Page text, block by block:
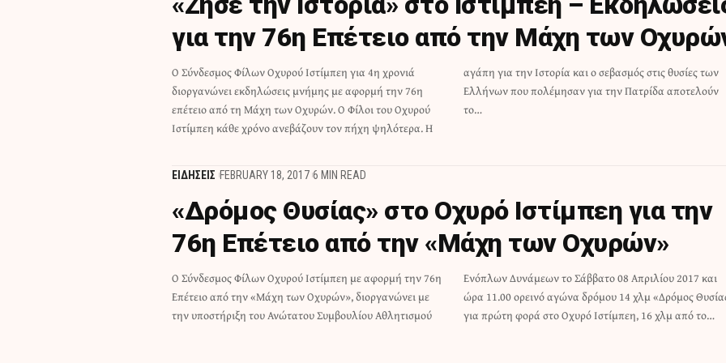
για την 76η Επέτειο από την Μάχη των
Ο Σύνδεσμος Φίλων Οχυρού Ιστίμπεη για 4η χρονιά
διοργανώνει εκδηλώσεις μνήμης με αφορμή την 76η
επέτειο από τη Μάχη των Οχυρών. Ο Φίλοι του Οχυρού
Ιστίμπεη κάθε χρόνο ανεβάζουν τον πήχη ψηλότερα. Η
αγάπη για την Ιστορία και ο σεβασμός στις θυσίες των
Ελλήνων που πολέμησαν για την Πατρίδα αποτελούν
το…
ΕΙΔΗΣΕΙΣ FEBRUARY 18, 2017 6 MIN READ
«Δρόμος Θυσίας» στο Οχυρό Ιστίμπεη για την
76η Επέτειο από την «Μάχη των Οχυρών»
Ο Σύνδεσμος Φίλων Οχυρού Ιστίμπεη με αφορμή την 76η
Επέτειο από την «Μάχη των Οχυρών», διοργανώνει με
την υποστήριξη του Ανώτατου Συμβουλίου Αθλητισμού
Ενόπλων Δυνάμεων το Σάββατο 08 Απριλίου 2017 και
ώρα 11.00 ορεινό αγώνα δρόμου 14 χλμ «Δρόμος Θυσίας»
για πρώτη φορά στο Οχυρό Ιστίμπεη, 16 χλμ από το…